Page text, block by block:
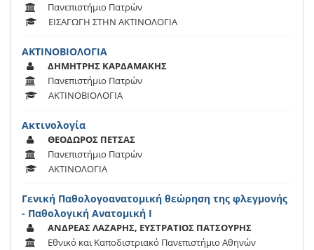
Πανεπιστήμιο Πατρών
ΕΙΣΑΓΩΓΗ ΣΤΗΝ ΑΚΤΙΝΟΛΟΓΙΑ
ΑΚΤΙΝΟΒΙΟΛΟΓΙΑ
ΔΗΜΗΤΡΗΣ ΚΑΡΔΑΜΑΚΗΣ
Πανεπιστήμιο Πατρών
ΑΚΤΙΝΟΒΙΟΛΟΓΙΑ
Ακτινολογία
ΘΕΟΔΩΡΟΣ ΠΕΤΣΑΣ
Πανεπιστήμιο Πατρών
ΑΚΤΙΝΟΛΟΓΙΑ
Γενική Παθολογοανατομική θεώρηση της φλεγμονής
- Παθολογική Ανατομική Ι
ANΔΡΕΑΣ ΛΑΖΑΡΗΣ, ΕΥΣΤΡΑΤΙΟΣ ΠΑΤΣΟΥΡΗΣ
Εθνικό και Καποδιστριακό Πανεπιστήμιο Αθηνών